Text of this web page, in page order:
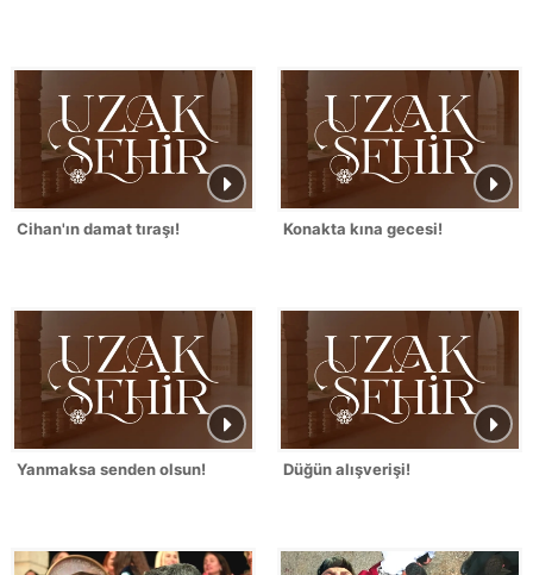
Cihan'ın damat tıraşı! Konakta kına gecesi!
Yanmaksa senden olsun! Düğün alışverişi!